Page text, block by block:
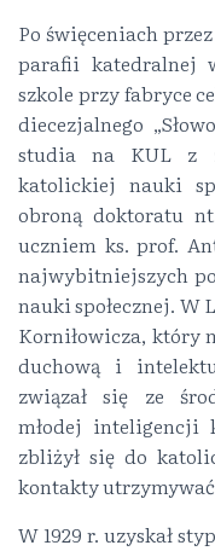
Po święceniach
parafii katedralnej
szkole przy fabryce
diecezjalnego
studia na KUL z
katolickiej nauki
obroną doktoratu
uczniem ks. prof.
najwybitniejszych
nauki społecznej. W
Korniłowicza, który
duchową i
związał się ze
młodej inteligencji
zbliżył się do
kontakty
W 1929 r. uzyskał